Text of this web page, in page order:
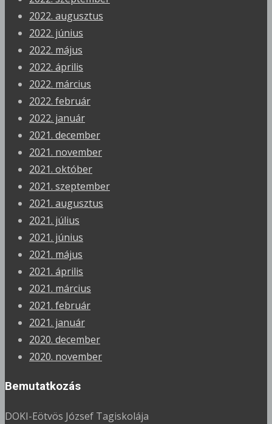
2022. augusztus
2022. június
2022. május
2022. április
2022. március
2022. február
2022. január
2021. december
2021. november
2021. október
2021. szeptember
2021. augusztus
2021. július
2021. június
2021. május
2021. április
2021. március
2021. február
2021. január
2020. december
2020. november
Bemutatkozás
DOKI-Eötvös József Tagiskolája